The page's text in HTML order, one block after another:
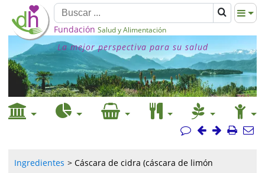
Fundación Salud y Alimentación
La mejor perspectiva para su salud
Ingredientes
Cáscara de cidra (cáscara de limón